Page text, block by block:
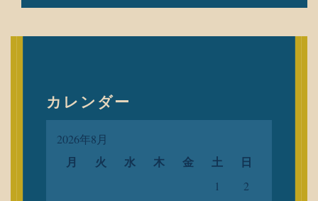
ビ
カレンダー
2026年8月
月 火 水 木 金 土 日
1
2